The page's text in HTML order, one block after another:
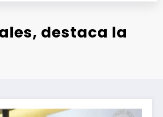
destaca la